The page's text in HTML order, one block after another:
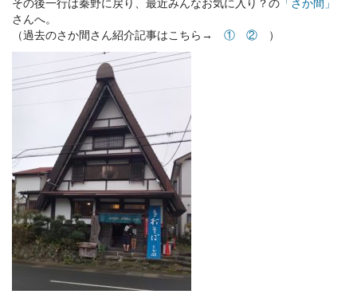
その後一行は秦野に戻り、最近みんなお気に入り？の 「さか間」
さんへ。
（過去のさか間さん紹介記事はこちら→ ① ② ）